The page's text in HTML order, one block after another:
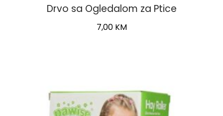
Drvo sa Ogledalom za Ptice
7,00 KM